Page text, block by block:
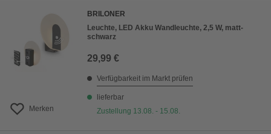
Merken
BRILONER
Leuchte, LED Akku Wandleuchte, 2,5 W, matt-
schwarz
29,99 €
Verfügbarkeit im Markt prüfen
lieferbar
Zustellung 13.08. - 15.08.